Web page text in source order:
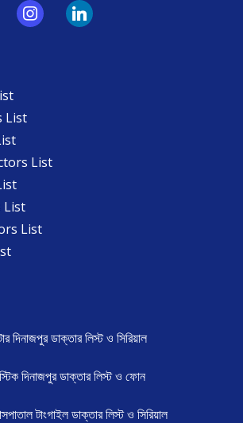
instagramlinkedin
List
List
List
List
দিনাজপুর ডাক্তার লিস্ট ও সিরিয়াল
দিনাজপুর ডাক্তার লিস্ট ও ফোন
টাংগাইল ডাক্তার লিস্ট ও সিরিয়াল